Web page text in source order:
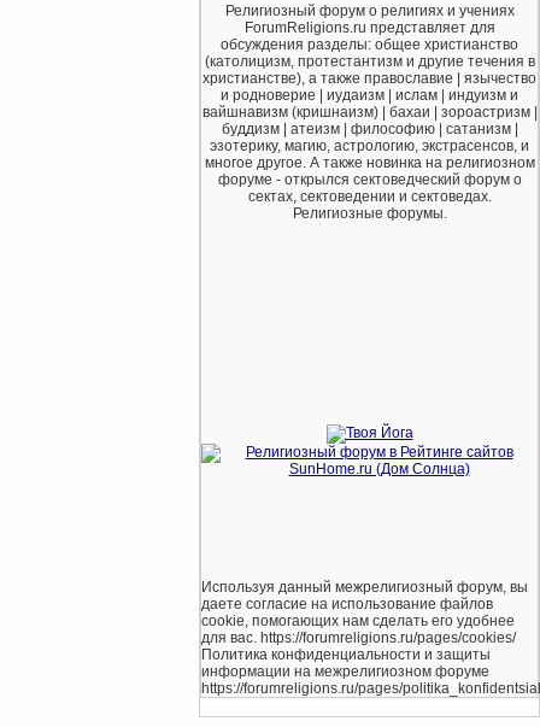
Религиозный форум о религиях и учениях
ForumReligions.ru представляет для
обсуждения разделы: общее христианство
(католицизм, протестантизм и другие течения в
христианстве), а также православие | язычество
и родноверие | иудаизм | ислам | индуизм и
вайшнавизм (кришнаизм) | бахаи | зороастризм |
буддизм | атеизм | философию | сатанизм |
эзотерику, магию, астрологию, экстрасенсов, и
многое другое. А также новинка на религиозном
форуме - открылся сектоведческий форум о
сектах, сектоведении и сектоведах.
Религиозные форумы.
Используя данный межрелигиозный форум, вы
даете согласие на использование файлов
cookie, помогающих нам сделать его удобнее
для вас. https://forumreligions.ru/pages/cookies/
Политика конфиденциальности и защиты
информации на межрелигиозном форуме
https://forumreligions.ru/pages/